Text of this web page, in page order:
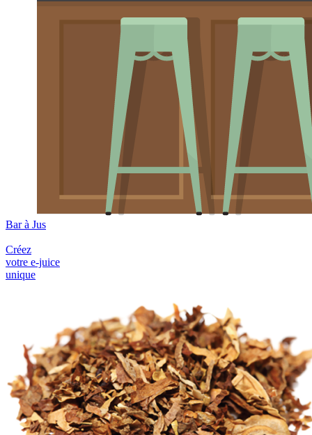
Bar à Jus
Créez
votre e-juice
unique